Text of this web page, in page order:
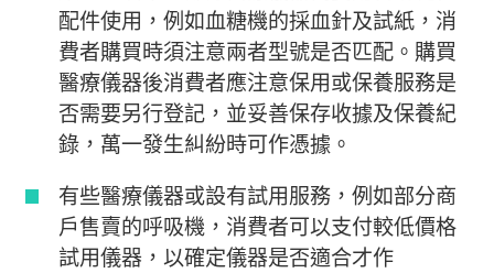
配件使用，例如血糖機的採血針及試紙，消
費者購買時須注意兩者型號是否匹配。購買
醫療儀器後消費者應注意保用或保養服務是
否需要另行登記，並妥善保存收據及保養紀
錄，萬一發生糾紛時可作憑據。
有些醫療儀器或設有試用服務，例如部分商
戶售賣的呼吸機，消費者可以支付較低價格
試用儀器，以確定儀器是否適合才作